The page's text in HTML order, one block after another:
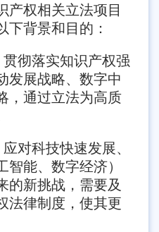
产权相关立法项目
下背景和目的：
彻落实知识产权强
发展战略、数字中
，通过立法为高质
对科技快速发展、
智能、数字经济）
的新挑战，需要及
法律制度，使其更